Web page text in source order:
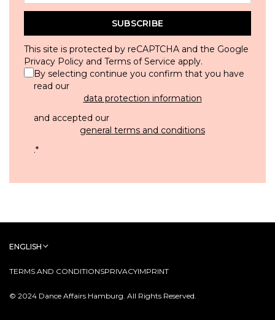
SUBSCRIBE
This site is protected by reCAPTCHA and the Google
Privacy Policy and Terms of Service apply.
By selecting continue you confirm that you have
read our
data protection information
and accepted our
general terms and conditions
.*
© 2024 Dance Affairs Hamburg. All Rights Reserved.
TERMS AND CONDITIONSPRIVACYIMPRINT
ENGLISH